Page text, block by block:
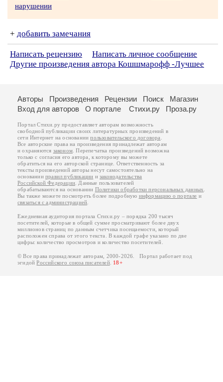
нарушении
+ добавить замечания
Написать рецензию
Написать личное сообщение
Другие произведения автора Кошшмарофф -Лучшее
Авторы Произведения Рецензии Поиск
Магазин
Вход для авторов
О портале Стихи.ру Проза.ру
Портал Стихи.ру предоставляет авторам возможность
свободной публикации своих литературных произведений в
сети Интернет на основаниипользовательского договора
Все авторские права на произведения принадлежат авторам
и охраняются законом . Перепечатка произведений возможна
только с согласия его автора, к которому вы можете
обратиться на его авторской странице. Ответственность за
тексты произведений авторы несут самостоятельно на
основанииправил публикации изаконодательства
Российской Федерации . Данные пользователей
обрабатываются на основании Политики обработки персональных данных
Вы также можете посмотреть более подробную информацию о портале и
связаться с администрацией
Ежедневная аудитория портала Стихи.ру – порядка 200 тысяч
посетителей, которые в общей сумме просматривают более двух
миллионов страниц по данным счетчика посещаемости, который
расположен справа от этого текста. В каждой графе указано по две
цифры: количество просмотров и количество посетителей.
© Все права принадлежат авторам, 2000-2026. Портал работает под
эгидойРоссийского союза писателей. 18+